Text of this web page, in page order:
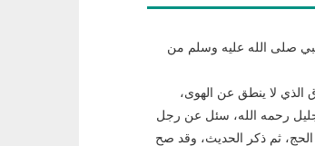
صلى الله عليه وسلم من
الذي لا ينطق عن الهوى،
رحمه الله، سئل عن رجل
ثم ذكر الحديث، وقد صح